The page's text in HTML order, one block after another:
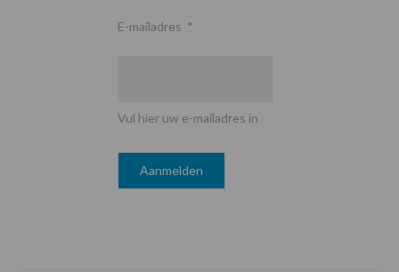
E-mailadres *
Vul hier uw e-mailadres in